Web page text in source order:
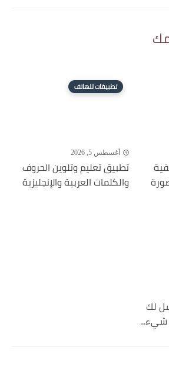
تطبيقات للهاتف
أغسطس 5, 2026
تطبيق تعليم وتلوين الحروف
والكلمات العربية والإنجليزية
لك
شيء...